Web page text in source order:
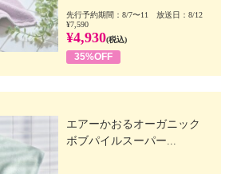
先行予約期間：8/7〜11 放送日：8/12
¥7,590
¥4,930(税込)
35%OFF
エアーかおるオーガニック
ボブパイルスーパー...